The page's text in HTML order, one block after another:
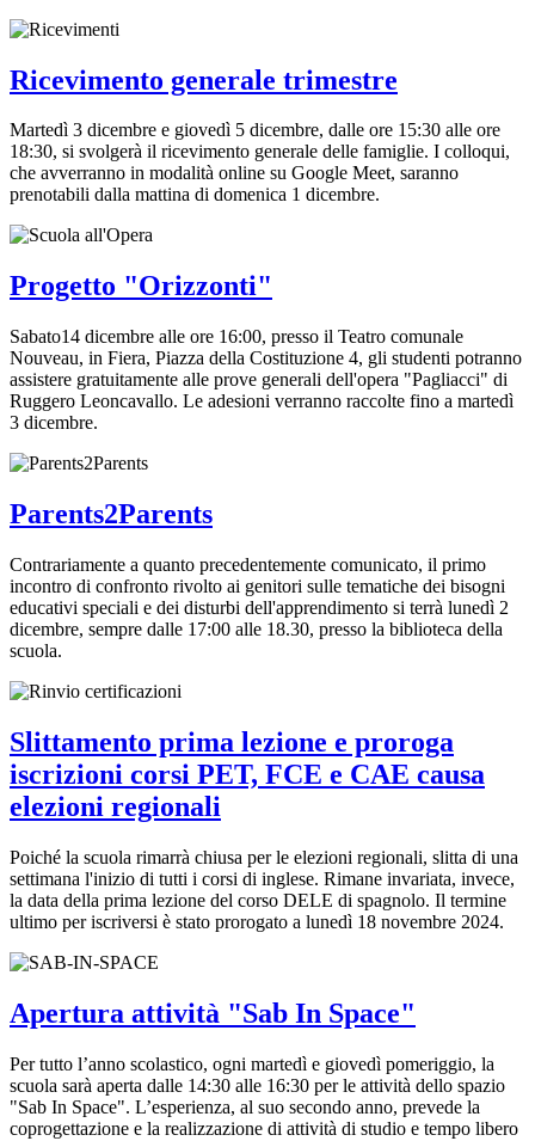
Ricevimento generale trimestre
Martedì 3 dicembre e giovedì 5 dicembre, dalle ore 15:30 alle ore
18:30, si svolgerà il ricevimento generale delle famiglie. I colloqui,
che avverranno in modalità online su Google Meet, saranno
prenotabili dalla mattina di domenica 1 dicembre.
Progetto "Orizzonti"
Sabato14 dicembre alle ore 16:00, presso il Teatro comunale
Nouveau, in Fiera, Piazza della Costituzione 4, gli studenti potranno
assistere gratuitamente alle prove generali dell'opera "Pagliacci" di
Ruggero Leoncavallo. Le adesioni verranno raccolte fino a martedì
3 dicembre.
Parents2Parents
Contrariamente a quanto precedentemente comunicato, il primo
incontro di confronto rivolto ai genitori sulle tematiche dei bisogni
educativi speciali e dei disturbi dell'apprendimento si terrà lunedì 2
dicembre, sempre dalle 17:00 alle 18.30, presso la biblioteca della
scuola.
Slittamento prima lezione e proroga
iscrizioni corsi PET, FCE e CAE causa
elezioni regionali
Poiché la scuola rimarrà chiusa per le elezioni regionali, slitta di una
settimana l'inizio di tutti i corsi di inglese. Rimane invariata, invece,
la data della prima lezione del corso DELE di spagnolo. Il termine
ultimo per iscriversi è stato prorogato a lunedì 18 novembre 2024.
Apertura attività "Sab In Space"
Per tutto l’anno scolastico, ogni martedì e giovedì pomeriggio, la
scuola sarà aperta dalle 14:30 alle 16:30 per le attività dello spazio
"Sab In Space". L’esperienza, al suo secondo anno, prevede la
coprogettazione e la realizzazione di attività di studio e tempo libero